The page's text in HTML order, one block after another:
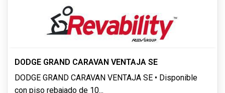
DODGE GRAND CARAVAN VENTAJA SE
DODGE GRAND CARAVAN VENTAJA SE • Disponible
con piso rebajado de 10...